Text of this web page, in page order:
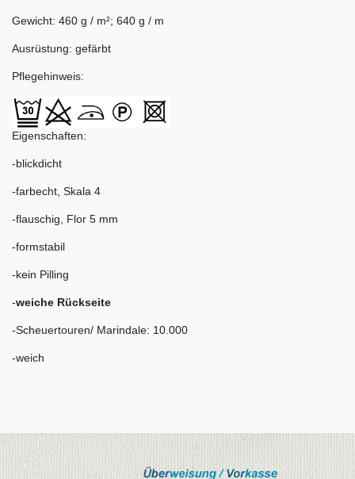
Gewicht: 460 g / m²; 640 g / m
Ausrüstung: gefärbt
Pflegehinweis:
Eigenschaften:
-blickdicht
-farbecht, Skala 4
-flauschig, Flor 5 mm
-formstabil
-kein Pilling
-weiche Rückseite
-Scheuertouren/ Marindale: 10.000
-weich